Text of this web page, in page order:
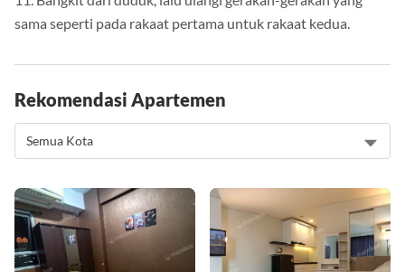
sama seperti pada rakaat pertama untuk rakaat kedua.
Rekomendasi Apartemen